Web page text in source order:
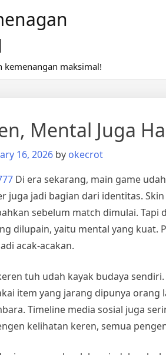
kemenangan maksimal!
Mental Juga
16, 2026 by okecrot
Di era sekarang, main game
juga jadi bagian dari identitas.
sebelum match dimulai.
dilupain, yaitu mental yang kuat.
acak-acakan.
tuh udah kayak budaya
item yang jarang dipunya orang
Timeline media sosial juga
kelihatan keren, semua